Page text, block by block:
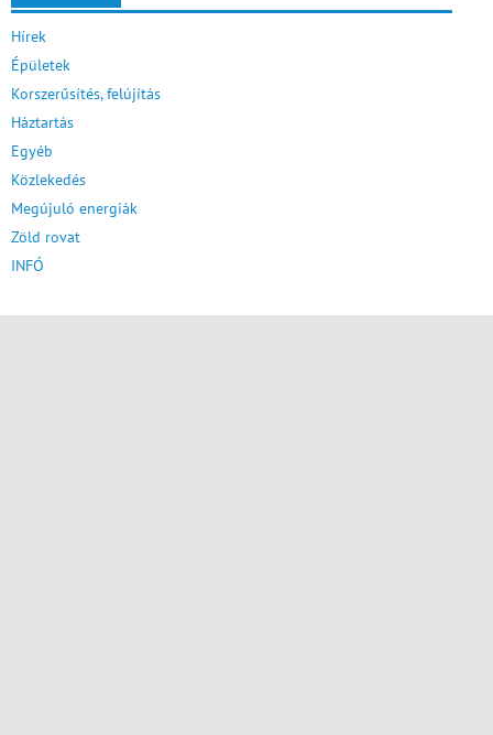
Hírek
Épületek
Korszerűsítés, felújítás
Háztartás
Egyéb
Közlekedés
Megújuló energiák
Zöld rovat
INFÓ